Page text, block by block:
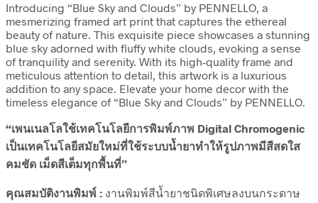
Introducing “Blue Sky and Clouds” by PENNELLO, a
mesmerizing framed art print that captures the ethereal
beauty of nature. This exquisite piece showcases a stunning
blue sky adorned with fluffy white clouds, evoking a sense
of tranquility and serenity. With its high-quality frame and
meticulous attention to detail, this artwork is a luxurious
addition to any space. Elevate your home decor with the
timeless elegance of “Blue Sky and Clouds” by PENNELLO.
“เพนเนลโลใช้เทคโนโลยีการพิมพ์ภาพ Digital Chromogenic
เป็นเทคโนโลยีสมัยใหม่ที่ใช้ระบบน้ำยาทำให้รูปภาพมีสีสดใส
คมชัด เม็ดสีเต็มทุกพื้นที่”
คุณสมบัติงานพิมพ์ : งานพิมพ์สีน้ำยาชนิดพิเศษลงบนกระดาษ